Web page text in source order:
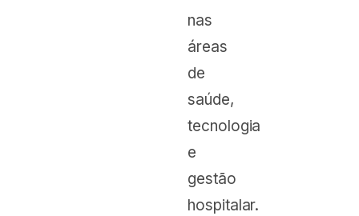
nas
áreas
de
saúde,
tecnologia
e
gestão
hospitalar.